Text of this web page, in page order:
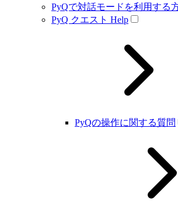
PyQで対話モードを利用する
PyQ クエスト Help
PyQの操作に関する質問